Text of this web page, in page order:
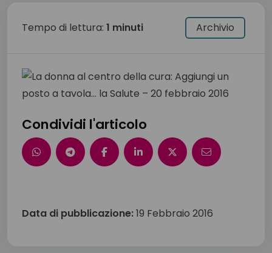
Tempo di lettura: 1 minuti Archivio
Condividi l'articolo
Data di pubblicazione:19 Febbraio 2016